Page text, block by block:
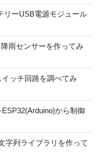
リーUSB電源モジュール
雨センサーを作ってみ
ッチ回路を調べてみ
から制御
字列ライブラリを作って